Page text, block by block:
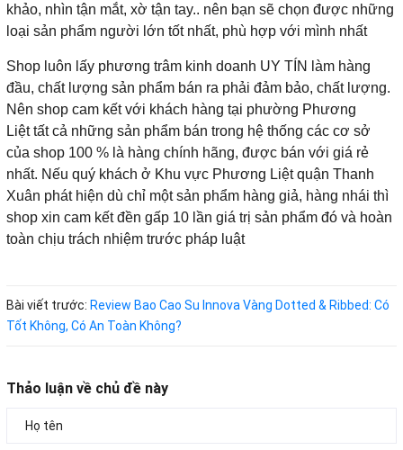
khảo, nhìn tận mắt, xờ tận tay.. nên bạn sẽ chọn được những
loại sản phẩm người lớn tốt nhất, phù hợp với mình nhất
Shop luôn lấy phương trâm kinh doanh UY TÍN làm hàng
đầu, chất lượng sản phẩm bán ra phải đảm bảo, chất lượng.
Nên shop cam kết với khách hàng tại phường Phương
Liệt tất cả những sản phẩm bán trong hệ thống các cơ sở
của shop 100 % là hàng chính hãng, được bán với giá rẻ
nhất. Nếu quý khách ở Khu vực Phương Liệt quận Thanh
Xuân phát hiện dù chỉ một sản phẩm hàng giả, hàng nhái thì
shop xin cam kết đền gấp 10 lần giá trị sản phẩm đó và hoàn
toàn chịu trách nhiệm trước pháp luật
Bài viết trước: Review Bao Cao Su Innova Vàng Dotted & Ribbed: Có
Tốt Không, Có An Toàn Không?
Thảo luận về chủ đề này